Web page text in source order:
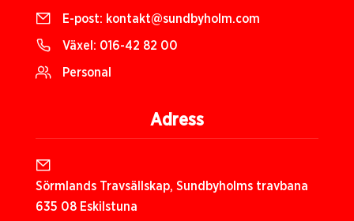
E-post: kontakt@sundbyholm.com
Växel: 016-42 82 00
Personal
Adress
Sörmlands Travsällskap, Sundbyholms travbana
635 08 Eskilstuna